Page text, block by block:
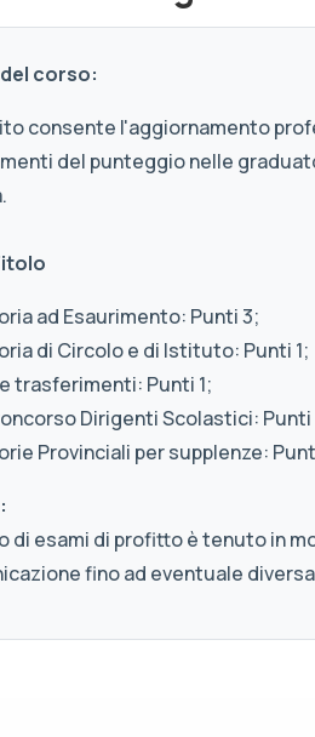
corso:
consente l'aggiornamento
del punteggio nelle
ad Esaurimento: Punti 3;
di Circolo e di Istituto: Punti 1;
trasferimenti: Punti 1;
Dirigenti Scolastici: Punti
Provinciali per supplenze:
di esami di profitto è tenuto in
fino ad eventuale